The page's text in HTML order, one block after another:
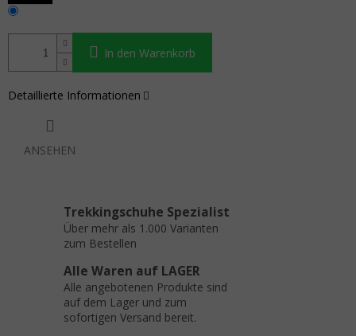
In den Warenkorb
Detaillierte Informationen
ANSEHEN
Trekkingschuhe Spezialist
Über mehr als 1.000 Varianten
zum Bestellen
Alle Waren auf LAGER
Alle angebotenen Produkte sind
auf dem Lager und zum
sofortigen Versand bereit.